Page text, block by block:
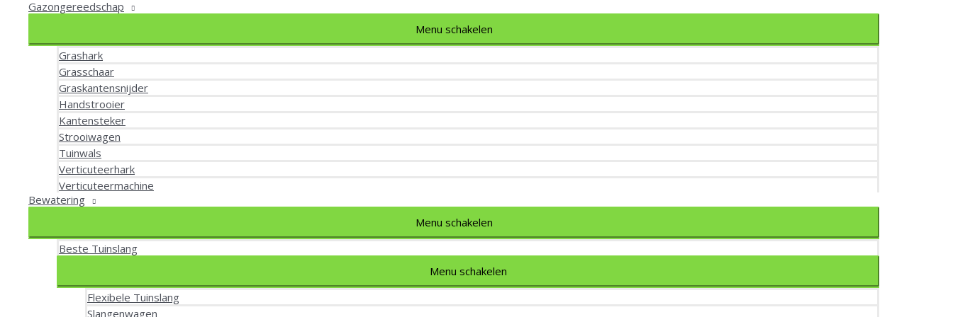
Gazongereedschap
Menu schakelen
Grashark
Grasschaar
Graskantensnijder
Handstrooier
Kantensteker
Strooiwagen
Tuinwals
Verticuteerhark
Verticuteermachine
Bewatering
Menu schakelen
Beste Tuinslang
Menu schakelen
Flexibele Tuinslang
Slangenwagen